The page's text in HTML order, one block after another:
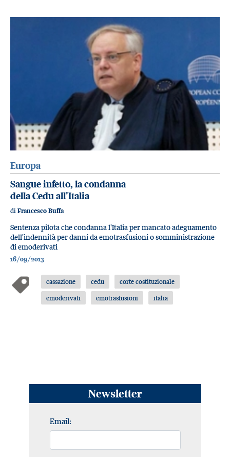
Europa
Sangue infetto, la condanna
della Cedu all'Italia
di Francesco Buffa
Sentenza pilota che condanna l'Italia per mancato adeguamento
dell'indennità per danni da emotrasfusioni o somministrazione
di emoderivati
16/09/2013
cassazione cedu
corte costituzionale
emoderivati
emotrasfusioni italia
Newsletter
Email: